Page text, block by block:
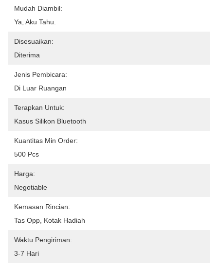
Mudah Diambil:
Ya, Aku Tahu.
Disesuaikan:
Diterima
Jenis Pembicara:
Di Luar Ruangan
Terapkan Untuk:
Kasus Silikon Bluetooth
Kuantitas Min Order:
500 Pcs
Harga:
Negotiable
Kemasan Rincian:
Tas Opp, Kotak Hadiah
Waktu Pengiriman:
3-7 Hari